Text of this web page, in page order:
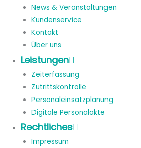
News & Veranstaltungen
Kundenservice
Kontakt
Über uns
Leistungen
Zeiterfassung
Zutrittskontrolle
Personaleinsatzplanung
Digitale Personalakte
Rechtliches
Impressum